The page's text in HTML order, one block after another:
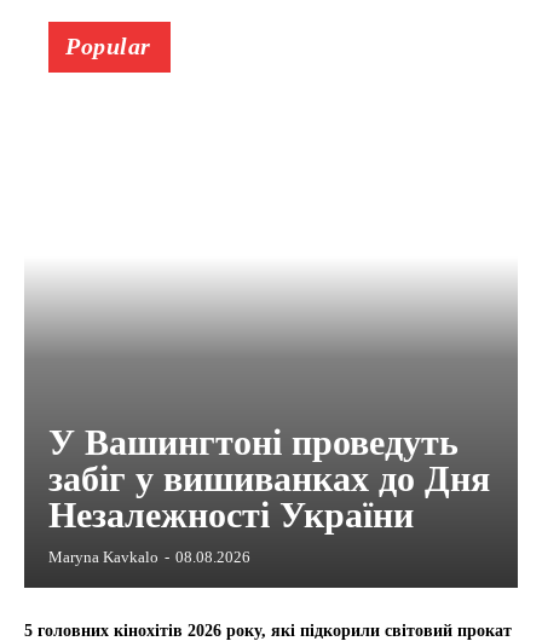
Popular
У Вашингтоні проведуть
забіг у вишиванках до Дня
Незалежності України
Maryna Kavkalo - 08.08.2026
5 головних кінохітів 2026 року, які підкорили світовий прокат